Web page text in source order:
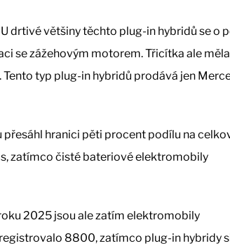
drtivé většiny těchto plug-in hybridů se o
se zážehovým motorem. Třicítka ale měla
typ plug-in hybridů prodává jen
hranici pěti procent podílu na
zatímco čisté bateriové elektromobily
2025 jsou ale zatím elektromobily
8800, zatímco plug-in hybridy